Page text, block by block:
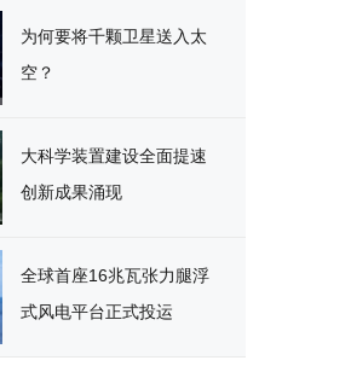
为何要将千颗卫星送入太
空？
大科学装置建设全面提速
创新成果涌现
全球首座16兆瓦张力腿浮
式风电平台正式投运